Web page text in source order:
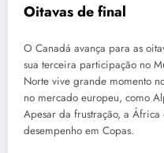
Oitavas de final
O Canadá avança para as
sua terceira participação no
Norte vive grande momento
no mercado europeu, como
Apesar da frustração, a
desempenho em Copas.